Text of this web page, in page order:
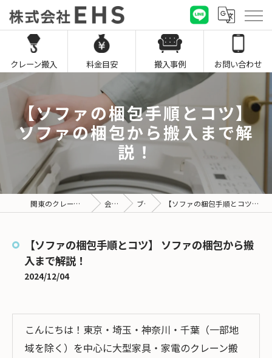
クレーン搬入 料金目安 搬入事例 お問い合わせ
【ソファの梱包手順とコツ】
ソファの梱包から搬入まで解
説！
関東のクレーン搬入なら株式会社EHS 会社概要 ブログ 【ソファの梱包手順とコツ】 ソファの梱包から搬入まで解説！
【ソファの梱包手順とコツ】 ソファの梱包から搬
入まで解説！
2024/12/04
こんにちは！東京・埼玉・神奈川・千葉（一部地
域を除く）を中心に大型家具・家電のクレーン搬